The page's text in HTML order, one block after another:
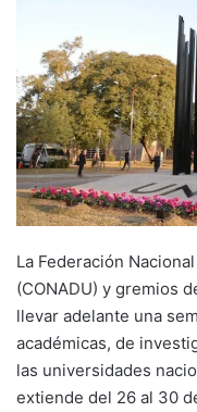
La Federación
(CONADU) y gremios
llevar adelante una
académicas, de
las universidades
extiende del 26 al 30